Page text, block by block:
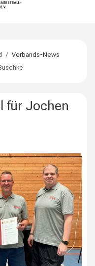
Verbands-News
für Jochen